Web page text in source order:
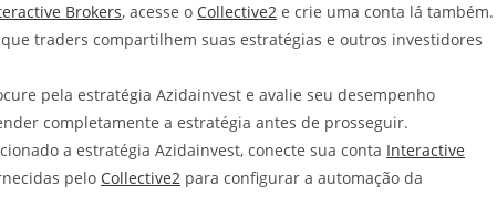
Brokers, acesse o Collective2 e crie uma conta lá também.
traders compartilhem suas estratégias e outros investidores
pela estratégia Azidainvest e avalie seu desempenho
completamente a estratégia antes de prosseguir.
a estratégia Azidainvest, conecte sua conta Interactive
pelo Collective2 para configurar a automação da